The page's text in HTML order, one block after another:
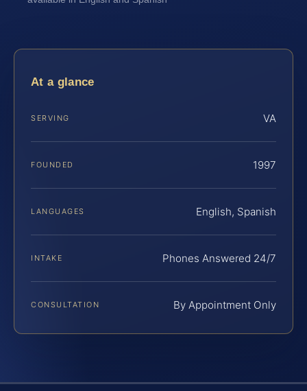
At a glance
SERVING VA
FOUNDED 1997
LANGUAGES English, Spanish
INTAKE Phones Answered 24/7
CONSULTATION By Appointment Only